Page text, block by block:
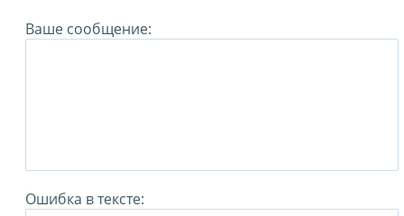
Ваше сообщение:
Ошибка в тексте: